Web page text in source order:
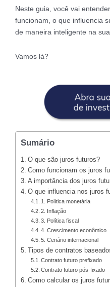
Neste guia, você vai
funcionam, o que influencia
de maneira inteligente na
Vamos lá?
Sumário
O que são juros futuros?
Como funcionam os juros
A importância dos juros
O que influencia nos juros
1. Política monetária
2. Inflação
3. Política fiscal
4. Crescimento econômico
5. Cenário internacional
Tipos de contratos
Contrato futuro prefixado
Contrato futuro pós-fixado
Como calcular os juros